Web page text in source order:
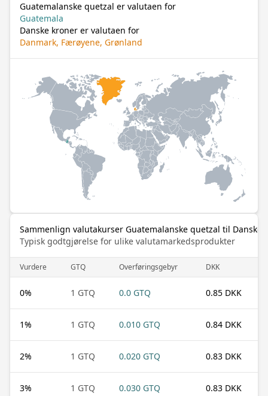
Guatemalanske quetzal er valutaen for
Guatemala
Danske kroner er valutaen for
Danmark, Færøyene, Grønland
Sammenlign valutakurser Guatemalanske quetzal til Danske
Typisk godtgjørelse for ulike valutamarkedsprodukter
Vurdere GTQ Overføringsgebyr DKK
0% 1 GTQ 0.0 GTQ 0.85 DKK
1% 1 GTQ 0.010 GTQ 0.84 DKK
2% 1 GTQ 0.020 GTQ 0.83 DKK
3% 1 GTQ 0.030 GTQ 0.83 DKK